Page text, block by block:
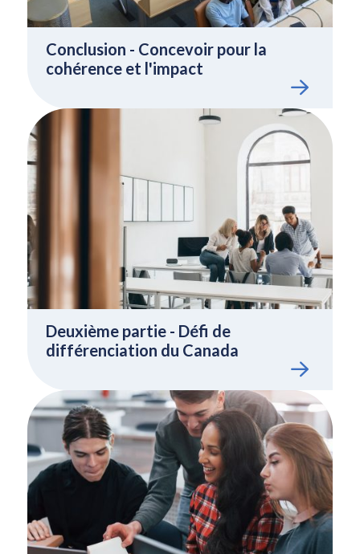
Conclusion - Concevoir pour la
cohérence et l'impact
Deuxième partie - Défi de
différenciation du Canada